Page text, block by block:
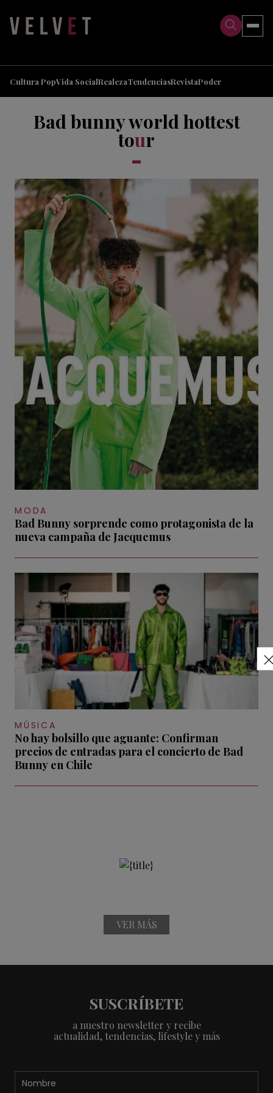
Cultura PopVida SocialRealezaTendenciasRevistaPoder
Bad bunny world hottest
tour
MODA
Bad Bunny sorprende como protagonista de la
nueva campaña de Jacquemus
MÚSICA
No hay bolsillo que aguante: Confirman
precios de entradas para el concierto de Bad
Bunny en Chile
VER MÁS
SUSCRÍBETE
a nuestro newsletter y recibe
actualidad, tendencias, lifestyle y más